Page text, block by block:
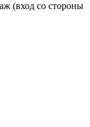
(вход со стороны